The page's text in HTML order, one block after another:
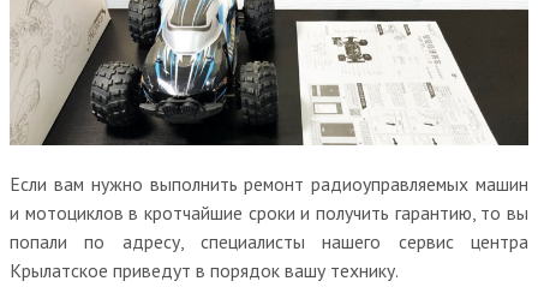
Если вам нужно выполнить ремонт радиоуправляемых машин
и мотоциклов в кротчайшие сроки и получить гарантию, то вы
попали по адресу, специалисты нашего сервис центра
Крылатское приведут в порядок вашу технику.